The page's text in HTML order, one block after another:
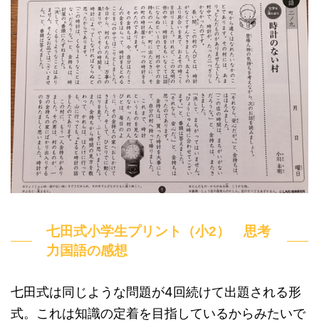
七田式小学生プリント（小2） 思考
力国語の感想
七田式は同じような問題が4回続けて出題される形
式。これは知識の定着を目指しているからみたいで